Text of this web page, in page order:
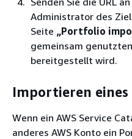
Administrator des
Seite „Portfolio
gemeinsam
bereitgestellt wird.
Importieren
Wenn ein AWS Service
anderes AWS Konto ein